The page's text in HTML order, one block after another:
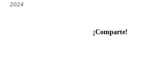
2024
¡Comparte!